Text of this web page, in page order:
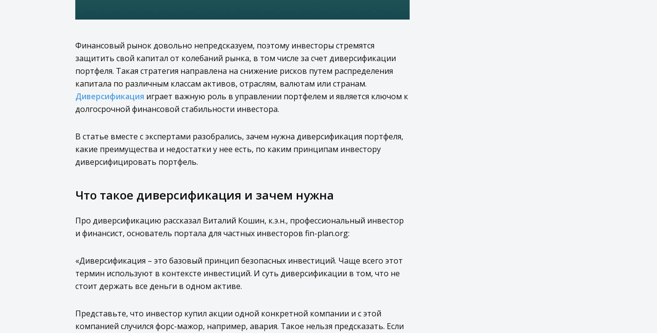
Финансовый рынок довольно непредсказуем, поэтому инвесторы стремятся
защитить свой капитал от колебаний рынка, в том числе за счет диверсификации
портфеля. Такая стратегия направлена на снижение рисков путем распределения
капитала по различным классам активов, отраслям, валютам или странам.
Диверсификация играет важную роль в управлении портфелем и является ключом к
долгосрочной финансовой стабильности инвестора.
В статье вместе с экспертами разобрались, зачем нужна диверсификация портфеля,
какие преимущества и недостатки у нее есть, по каким принципам инвестору
диверсифицировать портфель.
Что такое диверсификация и зачем нужна
Про диверсификацию рассказал Виталий Кошин, к.э.н., профессиональный инвестор
и финансист, основатель портала для частных инвесторов fin-plan.org:
«Диверсификация – это базовый принцип безопасных инвестиций. Чаще всего этот
термин используют в контексте инвестиций. И суть диверсификации в том, что не
стоит держать все деньги в одном активе.
Представьте, что инвестор купил акции одной конкретной компании и с этой
компанией случился форс-мажор, например, авария. Такое нельзя предсказать. Если